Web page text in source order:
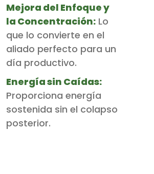
Mejora del Enfoque y
la Concentración: Lo
que lo convierte en el
aliado perfecto para un
día productivo.
Energía sin Caídas:
Proporciona energía
sostenida sin el colapso
posterior.